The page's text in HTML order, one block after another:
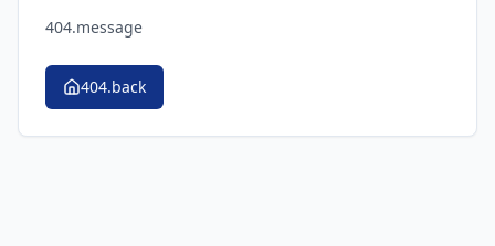
404.message
404.back